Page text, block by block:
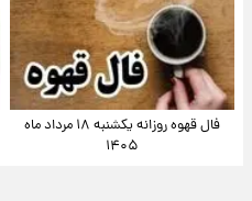
فال قهوه روزانه یکشنبه ۱۸ مرداد ماه
۱۴۰۵